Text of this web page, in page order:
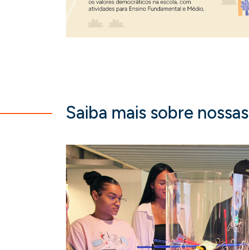
Saiba mais sobre